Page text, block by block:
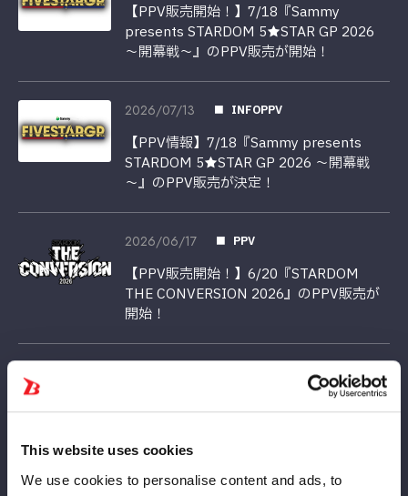
This website uses cookies
We use cookies to personalise content and ads, to
【PPV販売開始！】7/18『Sammy
presents STARDOM 5★STAR GP 2026
～開幕戦～』のPPV販売が開始！
2026/07/13 INFOPPV
【PPV情報】7/18『Sammy presents
STARDOM 5★STAR GP 2026 ～開幕戦
～』のPPV販売が決定！
2026/06/17 PPV
【PPV販売開始！】6/20『STARDOM
THE CONVERSION 2026』のPPV販売が
開始！
【PPV情報】6/20『STARDOM THE
2026/05/21 PPV